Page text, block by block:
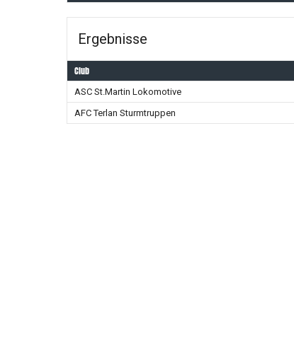
Ergebnisse
Club
ASC St.Martin Lokomotive
AFC Terlan Sturmtruppen